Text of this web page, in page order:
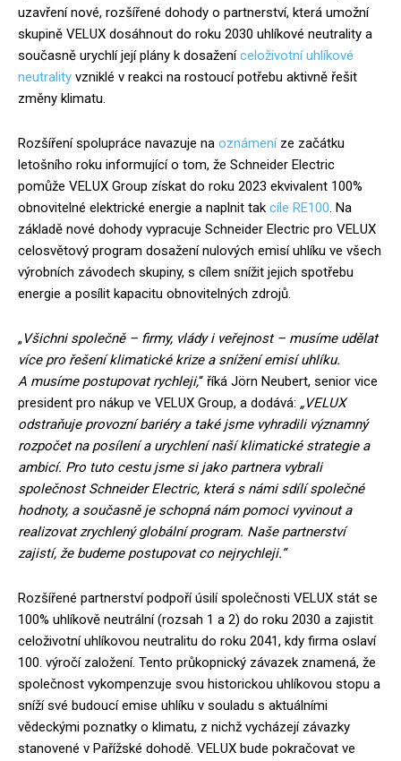
uzavření nové, rozšířené dohody o partnerství, která umožní
skupině VELUX dosáhnout do roku 2030 uhlíkové neutrality a
současně urychlí její plány k dosaženíceloživotní uhlíkové
neutrality vzniklé v reakci na rostoucí potřebu aktivně řešit
změny klimatu.
Rozšíření spolupráce navazuje na oznámeníze začátku
letošního roku informující o tom, že Schneider Electric
pomůže VELUX Group získat do roku 2023 ekvivalent 100%
obnovitelné elektrické energie a naplnit tak cíle RE100. Na
základě nové dohody vypracuje Schneider Electric pro VELUX
celosvětový program dosažení nulových emisí uhlíku ve všech
výrobních závodech skupiny, s cílem snížit jejich spotřebu
energie a posílit kapacitu obnovitelných zdrojů.
„ Všichni společně – firmy, vlády i veřejnost – musíme udělat
více pro řešení klimatické krize a snížení emisí uhlíku.
A musíme postupovat rychleji,“ říká Jörn Neubert, senior vice
president pro nákup ve VELUX Group, a dodává: „VELUX
odstraňuje provozní bariéry a také jsme vyhradili významný
rozpočet na posílení a urychlení naší klimatické strategie a
ambicí. Pro tuto cestu jsme si jako partnera vybrali
společnost Schneider Electric, která s námi sdílí společné
hodnoty, a současně je schopná nám pomoci vyvinout a
realizovat zrychlený globální program. Naše partnerství
zajistí, že budeme postupovat co nejrychleji.“
Rozšířené partnerství podpoří úsilí společnosti VELUX stát se
100% uhlíkově neutrální (rozsah 1 a 2) do roku 2030 a zajistit
celoživotní uhlíkovou neutralitu do roku 2041, kdy firma oslaví
100. výročí založení. Tento průkopnický závazek znamená, že
společnost vykompenzuje svou historickou uhlíkovou stopu a
sníží své budoucí emise uhlíku v souladu s aktuálními
vědeckými poznatky o klimatu, z nichž vycházejí závazky
stanovené v Pařížské dohodě. VELUX bude pokračovat ve